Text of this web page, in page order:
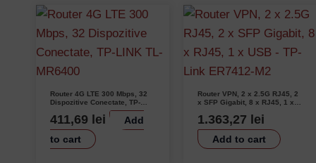
Router 4G LTE 300 Mbps, 32
Dispozitive Conectate, TP-
411,69 lei
Add
to cart
Router VPN, 2 x 2.5G RJ45, 2
x SFP Gigabit, 8 x RJ45, 1 x
1.363,27 lei
Add to cart